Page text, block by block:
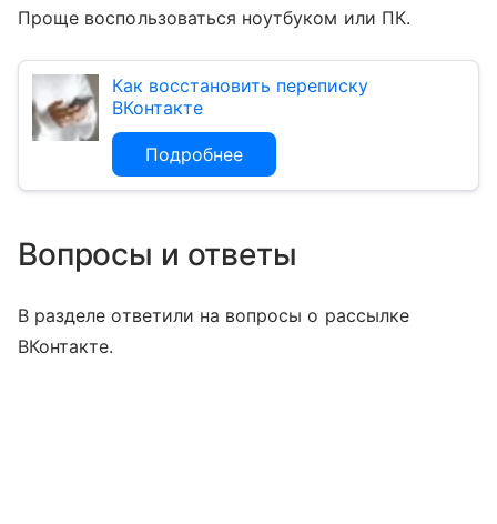
Проще воспользоваться ноутбуком или ПК.
Как восстановить переписку
ВКонтакте
Подробнее
Вопросы и ответы
В разделе ответили на вопросы о рассылке
ВКонтакте.